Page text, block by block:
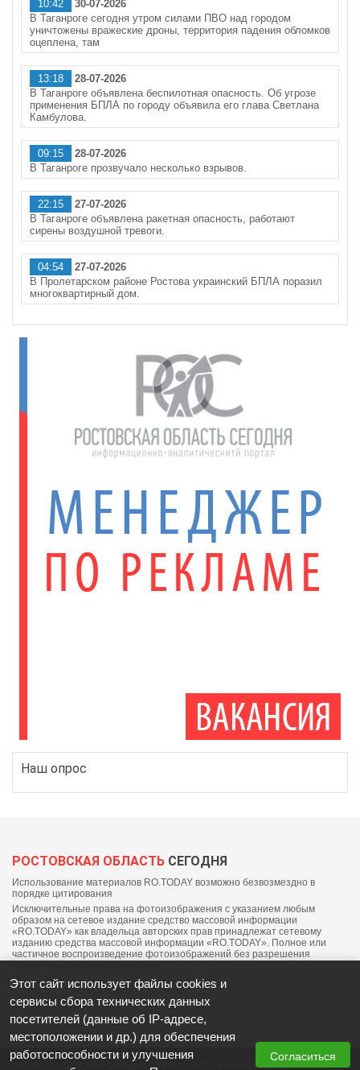
10:42
30-07-2026
В Таганроге сегодня утром силами ПВО над городом
уничтожены вражеские дроны, территория падения обломков
оцеплена, там
13:18
28-07-2026
В Таганроге объявлена беспилотная опасность. Об угрозе
применения БПЛА по городу объявила его глава Светлана
Камбулова.
09:15
28-07-2026
В Таганроге прозвучало несколько взрывов.
22:15
27-07-2026
В Таганроге объявлена ракетная опасность, работают
сирены воздушной тревоги.
04:54
27-07-2026
В Пролетарском районе Ростова украинский БПЛА поразил
многоквартирный дом.
Наш опрос
РОСТОВСКАЯ ОБЛАСТЬ СЕГОДНЯ
Использование материалов RO.TODAY возможно безвозмездно в
порядке цитирования
Исключительные права на фотоизображения с указанием любым
образом на сетевое издание средство массовой информации
«RO.TODAY» как владельца авторских прав принадлежат сетевому
изданию средства массовой информации «RO.TODAY». Полное или
частичное воспроизведение фотоизображений без разрешения
© 2018 — 2025, «РО Сегодня». Регистрационный номер СМИ: ЭЛ №
Этот сайт использует файлы cookies и
сервисы сбора технических данных
посетителей (данные об IP-адресе,
местоположении и др.) для обеспечения
работоспособности и улучшения
Согласиться